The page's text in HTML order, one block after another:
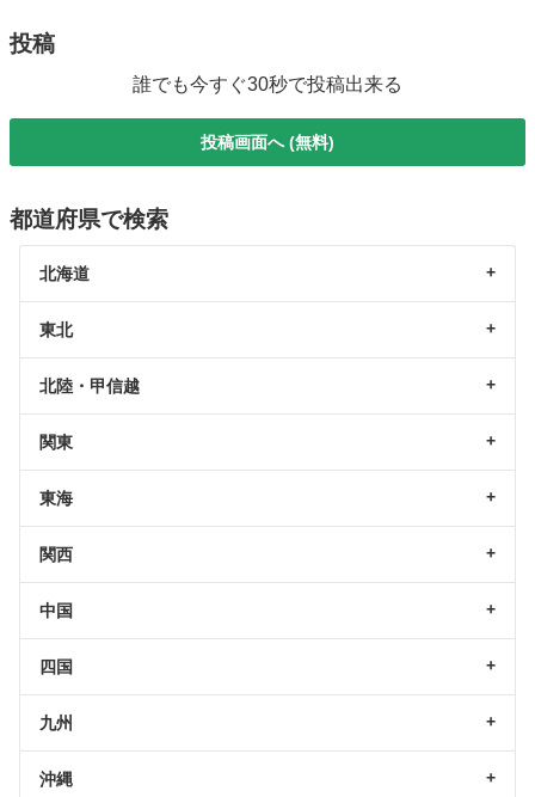
投稿
誰でも今すぐ30秒で投稿出来る
投稿画面へ (無料)
都道府県で検索
北海道
東北
北陸・甲信越
関東
東海
関西
中国
四国
九州
沖縄